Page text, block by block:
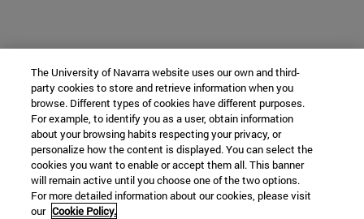
The University of Navarra website uses our own and third-
party cookies to store and retrieve information when you
browse. Different types of cookies have different purposes.
For example, to identify you as a user, obtain information
about your browsing habits respecting your privacy, or
personalize how the content is displayed. You can select the
cookies you want to enable or accept them all. This banner
will remain active until you choose one of the two options.
For more detailed information about our cookies, please visit
our Cookie Policy.